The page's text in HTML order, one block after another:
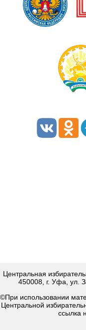
Центральная
450008, г. Уфа, ул.
©При использовании
Центральной
ссылка